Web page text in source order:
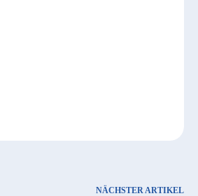
NÄCHSTER ARTIKEL